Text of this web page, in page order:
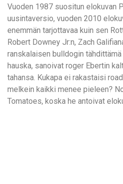
Vuoden 1987 suositun elokuvan
uusintaversio, vuoden 2010
enemmän tarjottavaa kuin sen
Robert Downey Jr:n, Zach
ranskalaisen bulldogin
hauska, sanoivat roger Ebertin
tahansa. Kukapa ei rakastaisi
melkein kaikki menee pieleen?
Tomatoes, koska he antoivat